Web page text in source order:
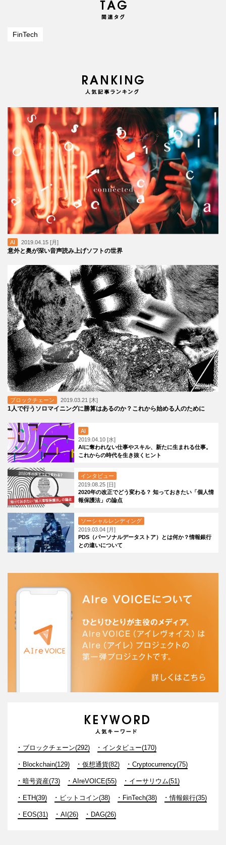
FinTech
AI 2019.04.15 [月]
意外と奥が深い音声読み上げソフトの世界
ブロックチェーン 2019.03.21 [木]
1人で行うソロマイニングに勝算はあるのか？これから始める人のために
AI
2019.04.10 [水]
AIに奪われない仕事やスキル、新たに生まれる仕事。
これからの時代を生き抜くヒント
インタビュー
2019.08.25 [日]
2020年の改正でどう変わる？ 知っておきたい「個人情
報保護法」の論点
ソーシャルレンディング
2019.03.04 [月]
PDS（パーソナルデータストア）とは何か？情報銀行
との違いについて
ブロックチェーン(292) インタビュー(170)
Blockchain(129) 仮想通貨(82) Cryptocurrency(75)
暗号資産(73) AIreVOICE(55) イーサリウム(51)
ETH(39) ビットコイン(38) FinTech(38) 情報銀行(35)
EOS(31) AI(26) DAG(26)